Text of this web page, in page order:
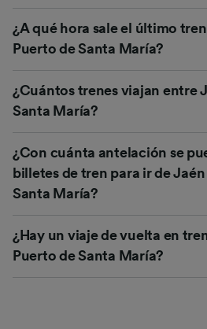
¿A qué hora sale el último
Puerto de Santa María?
¿Cuántos trenes viajan entre
Santa María?
¿Con cuánta antelación se
billetes de tren para ir de
Santa María?
¿Hay un viaje de vuelta en
Puerto de Santa María?